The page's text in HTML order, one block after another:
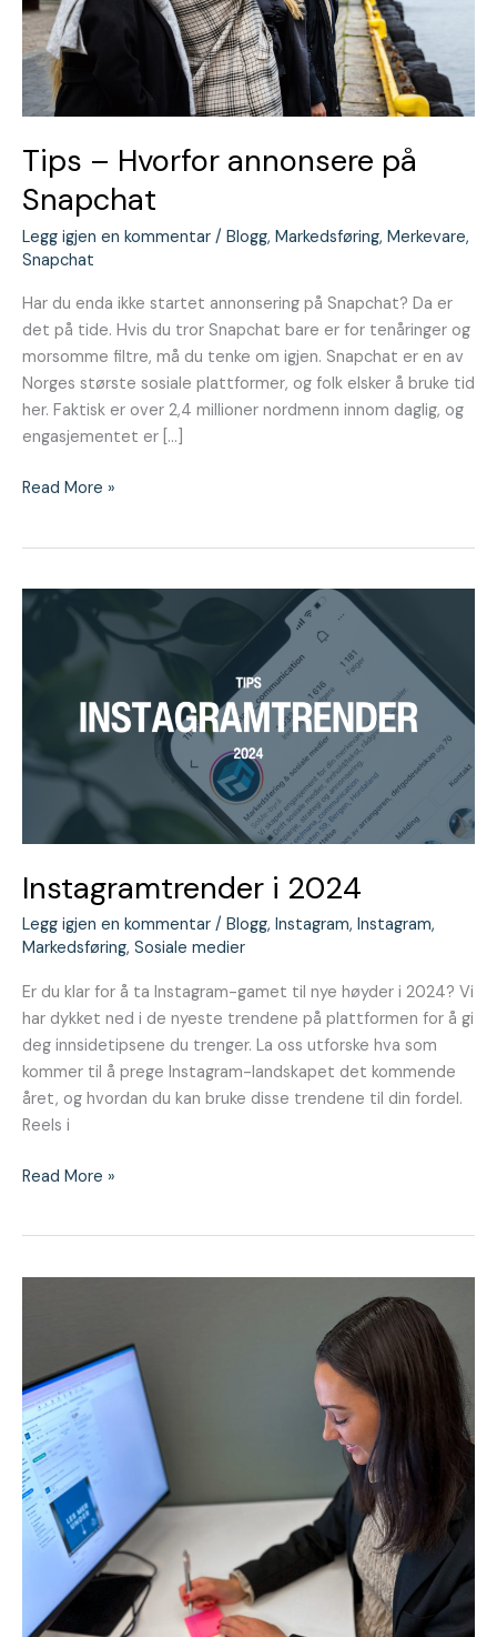
Tips – Hvorfor annonsere på
Snapchat
Legg igjen en kommentar / Blogg, Markedsføring, Merkevare,
Snapchat
Har du enda ikke startet annonsering på Snapchat? Da er
det på tide. Hvis du tror Snapchat bare er for tenåringer og
morsomme filtre, må du tenke om igjen. Snapchat er en av
Norges største sosiale plattformer, og folk elsker å bruke tid
her. Faktisk er over 2,4 millioner nordmenn innom daglig, og
engasjementet er […]
Read More »
Instagramtrender i 2024
Legg igjen en kommentar / Blogg, Instagram, Instagram,
Markedsføring, Sosiale medier
Er du klar for å ta Instagram-gamet til nye høyder i 2024? Vi
har dykket ned i de nyeste trendene på plattformen for å gi
deg innsidetipsene du trenger. La oss utforske hva som
kommer til å prege Instagram-landskapet det kommende
året, og hvordan du kan bruke disse trendene til din fordel.
Reels i
Instagramtrender
Read More »
bedrifter
som
vil
lykkes
på
LinkedIn